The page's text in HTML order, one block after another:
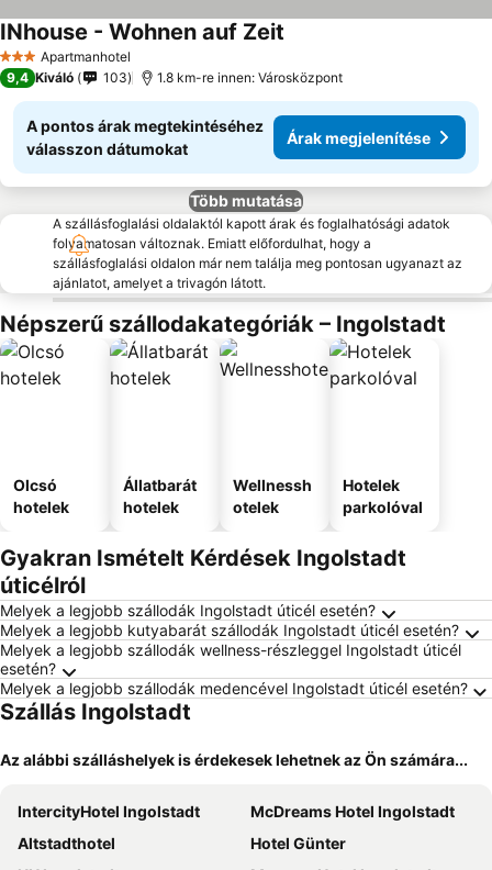
3 KategóriaApartmanhotel
INhouse - Wohnen auf Zeit
9,4 Kiváló 103 1.8 km-re innen: Városközpont
A pontos árak megtekintéséhez
válasszon dátumokat
Árak megjelenítése
Több mutatása
A szállásfoglalási oldalaktól kapott árak és foglalhatósági adatok
folyamatosan változnak. Emiatt előfordulhat, hogy a
szállásfoglalási oldalon már nem találja meg pontosan ugyanazt az
ajánlatot, amelyet a trivagón látott.
Népszerű szállodakategóriák – Ingolstadt
Olcsó
hotelek
Állatbarát
hotelek
Wellnessh
otelek
Hotelek
parkolóval
Gyakran Ismételt Kérdések Ingolstadt
úticélról
Melyek a legjobb szállodák Ingolstadt úticél esetén?
Melyek a legjobb kutyabarát szállodák Ingolstadt úticél esetén?
Melyek a legjobb szállodák wellness-részleggel Ingolstadt úticél
esetén?
Melyek a legjobb szállodák medencével Ingolstadt úticél esetén?
Szállás Ingolstadt
Az alábbi szálláshelyek is érdekesek lehetnek az Ön számára...
IntercityHotel Ingolstadt
McDreams Hotel Ingolstadt
Altstadthotel
Hotel Günter